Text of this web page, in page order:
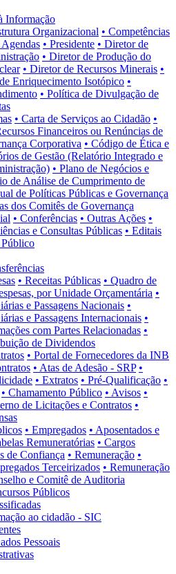
Informação
Organizacional • Competências
Agendas • Presidente • Diretor de
• Diretor de Produção do
• Diretor de Recursos Minerais •
Enriquecimento Isotópico •
• Política de Divulgação de
• Carta de Serviços ao Cidadão •
Financeiros ou Renúncias de
Corporativa • Código de Ética e
de Gestão (Relatório Integrado e
• Plano de Negócios e
de Análise de Cumprimento de
de Políticas Públicas e Governança
dos Comitês de Governança
• Conferências • Outras Ações •
e Consultas Públicas • Editais
Público
• Receitas Públicas • Quadro de
por Unidade Orçamentária •
e Passagens Nacionais •
e Passagens Internacionais •
com Partes Relacionadas •
de Dividendos
• Portal de Fornecedores da INB
• Atas de Adesão - SRP •
• Extratos • Pré-Qualificação •
• Chamamento Público • Avisos •
de Licitações e Contratos •
• Empregados • Aposentados e
Remuneratórias • Cargos
de Confiança • Remuneração •
Terceirizados • Remuneração
e Comitê de Auditoria
Públicos
ao cidadão - SIC
Pessoais